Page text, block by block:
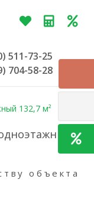
511-73-25
704-58-28
132,7 м²
объекта